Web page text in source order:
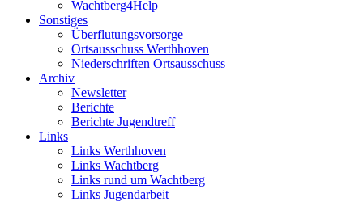
Wachtberg4Help
Sonstiges
Überflutungsvorsorge
Ortsausschuss Werthhoven
Niederschriften Ortsausschuss
Archiv
Newsletter
Berichte
Berichte Jugendtreff
Links
Links Werthhoven
Links Wachtberg
Links rund um Wachtberg
Links Jugendarbeit